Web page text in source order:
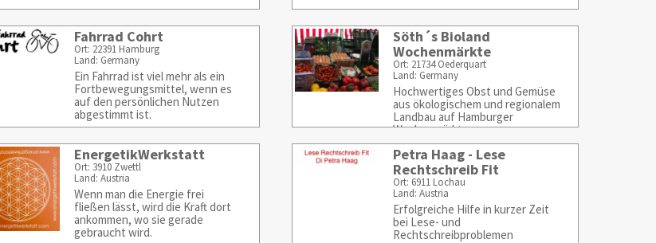
Fahrrad Cohrt
Ort: 22391 Hamburg
Land: Germany
Ein Fahrrad ist viel mehr als ein
Fortbewegungsmittel, wenn es
auf den persönlichen Nutzen
abgestimmt ist.
Söth´s Bioland
Wochenmärkte
Ort: 21734 Oederquart
Land: Germany
Hochwertiges Obst und Gemüse
aus ökologischem und regionalem
Landbau auf Hamburger
Wochenmärkten
EnergetikWerkstatt
Ort: 3910 Zwettl
Land: Austria
Wenn man die Energie frei
fließen lässt, wird die Kraft dort
ankommen, wo sie gerade
gebraucht wird.
Petra Haag - Lese
Rechtschreib Fit
Ort: 6911 Lochau
Land: Austria
Erfolgreiche Hilfe in kurzer Zeit
bei Lese- und
Rechtschreibproblemen